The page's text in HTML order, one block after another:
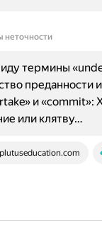
неточности
plutuseducation.com
термины
преданности
и «commit»:
или клятву…